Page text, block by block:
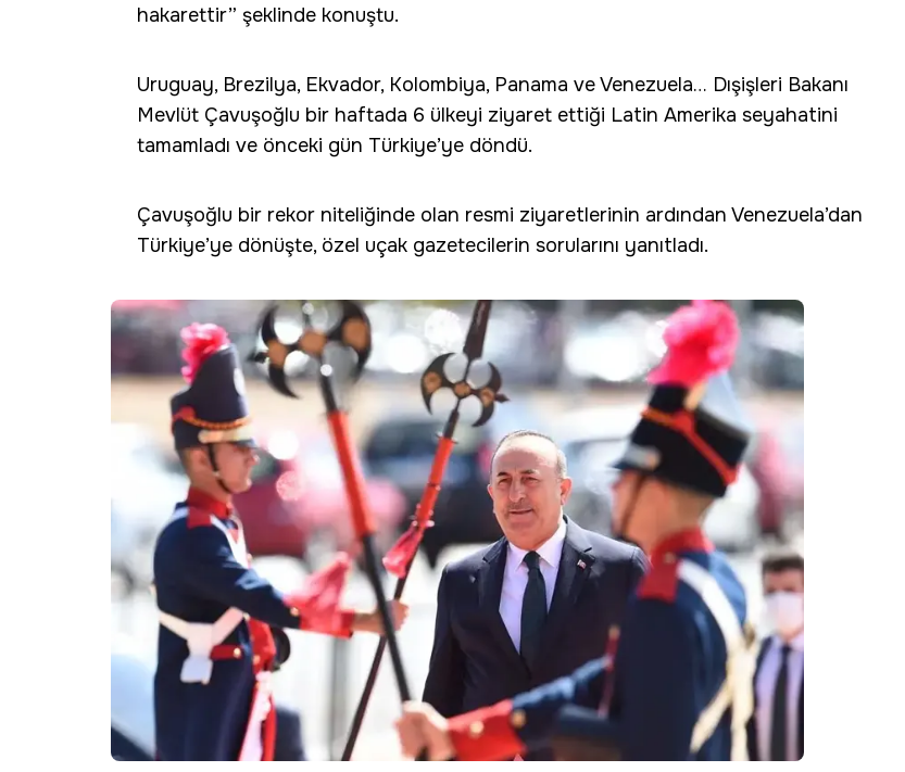
hakarettir” şeklinde konuştu.
Uruguay, Brezilya, Ekvador, Kolombiya, Panama ve Venezuela… Dışişleri Bakanı
Mevlüt Çavuşoğlu bir haftada 6 ülkeyi ziyaret ettiği Latin Amerika seyahatini
tamamladı ve önceki gün Türkiye’ye döndü.
Çavuşoğlu bir rekor niteliğinde olan resmi ziyaretlerinin ardından Venezuela’dan
Türkiye’ye dönüşte, özel uçak gazetecilerin sorularını yanıtladı.